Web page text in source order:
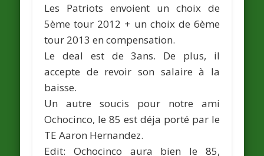
Les Patriots envoient un choix de
5ème tour 2012 + un choix de 6ème
tour 2013 en compensation.
Le deal est de3ans. De plus, il
accepte de revoir son salaire à la
baisse.
Un autre soucis pour notre ami
Ochocinco, le 85 est déja porté par le
TEAaron Hernandez.
Edit: Ochocinco aura bien le 85,